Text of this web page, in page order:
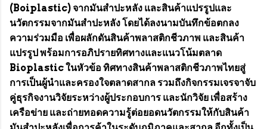
(Boiplastic) จากมันสำปะหลัง และสินค้าแปรรูปและ
นวัตกรรมจากมันสำปะหลัง โดยได้ลงนามบันทึกข้อตกลง
ความร่วมมือ เพื่อผลักดันสินค้าพลาสติกชีวภาพ และสินค้า
แปรรูป พร้อมการอภิปรายทิศทางและแนวโน้มตลาด
Bioplastic ในหัวข้อ ทิศทางสินค้าพลาสติกชีวภาพไทยสู่
การเป็นผู้นำและครองใจตลาดสากล รวมถึงกิจกรรมเจรจาจับ
คู่ธุรกิจงานวิจัยระหว่างผู้ประกอบการ และนักวิจัย เพื่อสร้าง
เครือข่าย และถ่ายทอดความรู้ต่อยอดนวัตกรรมให้กับสินค้า